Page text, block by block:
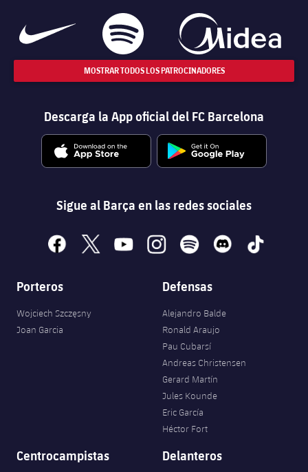
MOSTRAR TODOS LOS PATROCINADORES
Descarga la App oficial del FC Barcelona
Sigue al Barça en las redes sociales
facebook
x youtubeinstagramspotify discord tiktok
Porteros
Wojciech Szczęsny
Joan Garcia
Defensas
Alejandro Balde
Ronald Araujo
Pau Cubarsí
Andreas Christensen
Gerard Martín
Jules Kounde
Eric García
Héctor Fort
Centrocampistas Delanteros